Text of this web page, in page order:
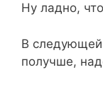
Ну ладно,
В следующей
получше,